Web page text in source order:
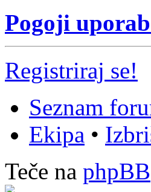
Pogoji
Registriraj se!
Seznam
Ekipa •
Teče na phpBB